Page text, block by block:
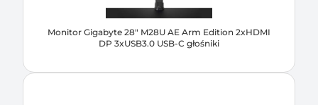
Monitor Gigabyte 28" M28U AE Arm Edition 2xHDMI
DP 3xUSB3.0 USB-C głośniki